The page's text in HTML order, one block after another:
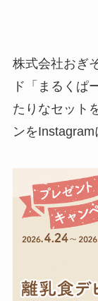
株式会社おぎ
ド「まるくぱ
たりなセット
ンをInstagram